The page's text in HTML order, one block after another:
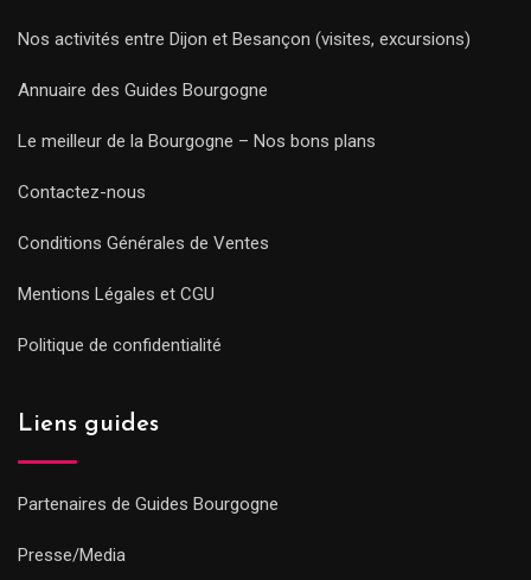
Nos activités entre Dijon et Besançon (visites, excursions)
Annuaire des Guides Bourgogne
Le meilleur de la Bourgogne – Nos bons plans
Contactez-nous
Conditions Générales de Ventes
Mentions Légales et CGU
Politique de confidentialité
Liens guides
Partenaires de Guides Bourgogne
Presse/Media